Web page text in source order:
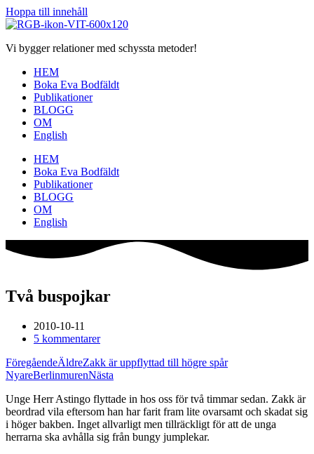
Hoppa till innehåll
Vi bygger relationer med schyssta metoder!
HEM
Boka Eva Bodfäldt
Publikationer
BLOGG
OM
English
HEM
Boka Eva Bodfäldt
Publikationer
BLOGG
OM
English
Två buspojkar
2010-10-11
5 kommentarer
FöregåendeÄldreZakk är uppflyttad till högre spår
NyareBerlinmurenNästa
Unge Herr Astingo flyttade in hos oss för två timmar sedan. Zakk är
beordrad vila eftersom han har farit fram lite ovarsamt och skadat sig
i höger bakben. Inget allvarligt men tillräckligt för att de unga
herrarna ska avhålla sig från bungy jumplekar.